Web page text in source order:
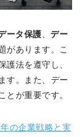
ータ保護、デー
があります。こ
護法を遵守し、
す。また、デー
とが重要です。
の企業戦略と実